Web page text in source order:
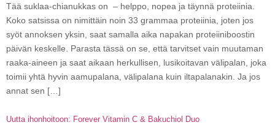
Tää suklaa-chianukkas on – helppo, nopea ja täynnä proteiinia.
Koko satsissa on nimittäin noin 33 grammaa proteiinia, joten jos
syöt annoksen yksin, saat samalla aika napakan proteiiniboostin
päivän keskelle. Parasta tässä on se, että tarvitset vain muutaman
raaka-aineen ja saat aikaan herkullisen, lusikoitavan välipalan, joka
toimii yhtä hyvin aamupalana, välipalana kuin iltapalanakin. Ja jos
annat sen […]
Uutta ihonhoitoon: Forever Vitamin C & Bakuchiol Duo